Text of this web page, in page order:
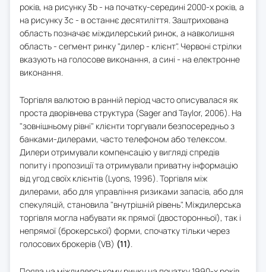
років, на рисунку 3b - на початку-середині 2000-х років, а
на рисунку 3c - в останнє десятиліття. Заштрихована
область позначає міждилерський ринок, а навколишня
область - сегмент ринку "дилер - клієнт". Червоні стрілки
вказують на голосове виконання, а сині - на електронне
виконання.
Торгівля валютою в ранній період часто описувалася як
проста дворівнева структура (Sager and Taylor, 2006). На
"зовнішньому рівні" клієнти торгували безпосередньо з
банками-дилерами, часто телефоном або телексом.
Дилери отримували компенсацію у вигляді спредів
попиту і пропозиції та отримували приватну інформацію
від угод своїх клієнтів (Lyons, 1996). Торгівля між
дилерами, або для управління ризиками запасів, або для
спекуляцій, становила "внутрішній рівень". Міждилерська
торгівля могла набувати як прямої (двосторонньої), так і
непрямої (брокерської) форми, спочатку тільки через
голосових брокерів (VB) (11)